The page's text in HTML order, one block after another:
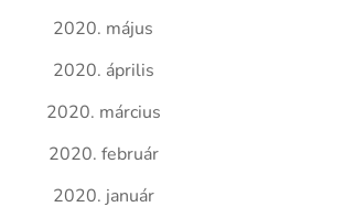
2020. május
2020. április
2020. március
2020. február
2020. január